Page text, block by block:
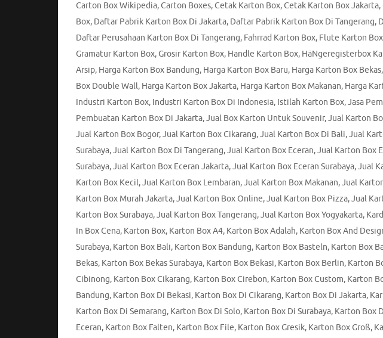
Carton Box Wikipedia,Carton Boxes,Cetak Karton Box,Cetak Karton Box Jakarta,
Box, Daftar Pabrik Karton Box Di Jakarta, Daftar Pabrik Karton Box Di Tangerang,
Daftar Perusahaan Karton Box Di Tangerang, Fahrrad Karton Box, Flute Karton Box
Gramatur Karton Box,Grosir Karton Box, Handle Karton Box, HäNgeregisterbox
Arsip, Harga Karton Box Bandung, Harga Karton Box Baru, Harga Karton Box Bekas,
Box Double Wall, Harga Karton Box Jakarta, Harga Karton Box Makanan, Harga
Industri Karton Box, Industri Karton Box Di Indonesia, Istilah Karton Box,Jasa
Pembuatan Karton Box Di Jakarta,Jual Box Karton Untuk Souvenir,Jual Karton
Jual Karton Box Bogor,Jual Karton Box Cikarang,Jual Karton Box Di Bali,Jual
Surabaya,Jual Karton Box Di Tangerang,Jual Karton Box Eceran,Jual Karton Box
Surabaya,Jual Karton Box Eceran Jakarta,Jual Karton Box Eceran Surabaya,Jual
Karton Box Kecil,Jual Karton Box Lembaran,Jual Karton Box Makanan,Jual
Karton Box Murah Jakarta,Jual Karton Box Online,Jual Karton Box Pizza,Jual
Karton Box Surabaya,Jual Karton Box Tangerang,Jual Karton Box Yogyakarta,
In Box Cena, Karton Box, Karton Box A4, Karton Box Adalah, Karton Box And
Surabaya, Karton Box Bali, Karton Box Bandung, Karton Box Basteln, Karton Box
Bekas, Karton Box Bekas Surabaya, Karton Box Bekasi, Karton Box Berlin, Karton
Cibinong, Karton Box Cikarang, Karton Box Cirebon, Karton Box Custom, Karton
Bandung, Karton Box Di Bekasi, Karton Box Di Cikarang, Karton Box Di Jakarta,
Karton Box Di Semarang, Karton Box Di Solo, Karton Box Di Surabaya, Karton Box
Eceran, Karton Box Falten, Karton Box File, Karton Box Gresik, Karton Box Groß,